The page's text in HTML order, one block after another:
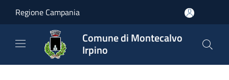
Regione Campania
Comune di Montecalvo
Irpino